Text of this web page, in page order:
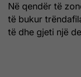
Në qendër të
të bukur
të dhe gjeti një